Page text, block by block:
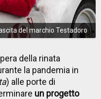
del marchio Testadoro
della rinata
la pandemia in
) alle porte di
un progetto